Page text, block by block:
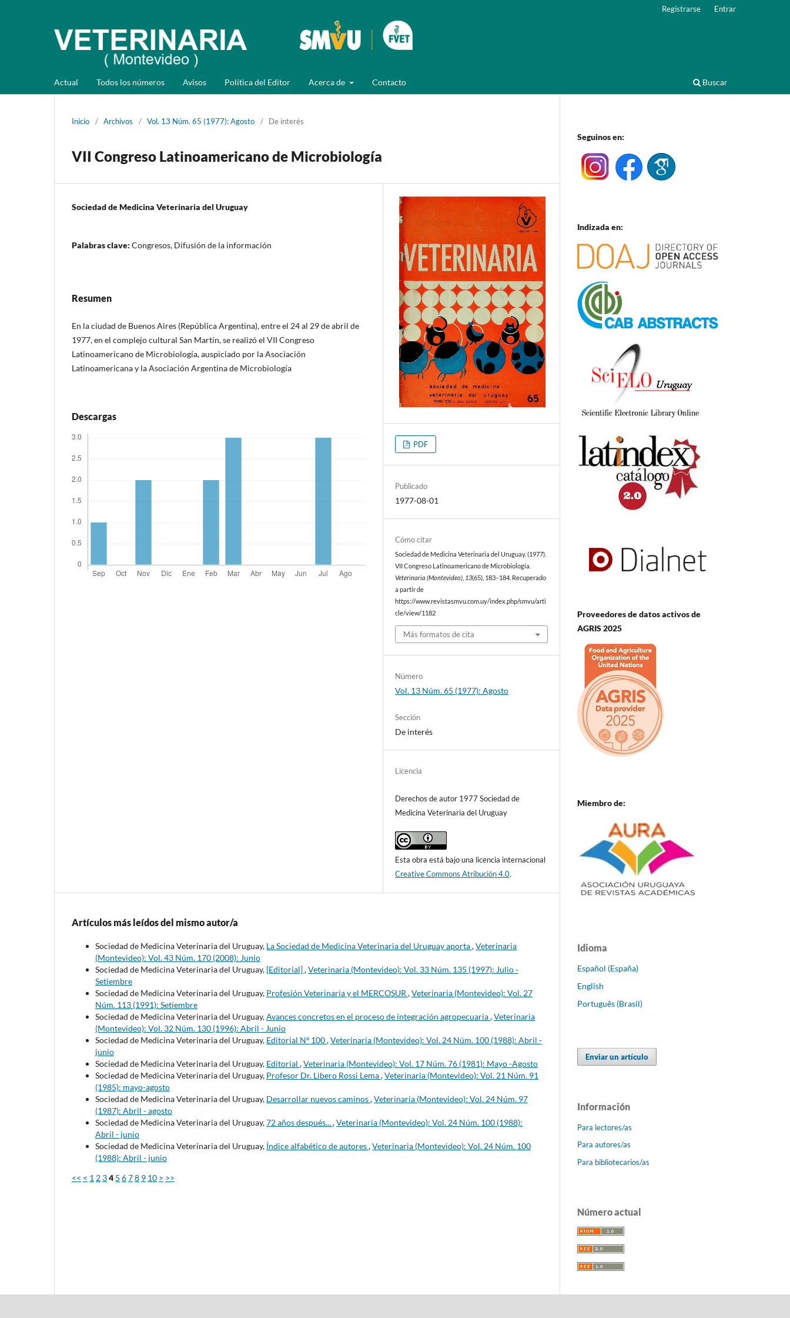
Actual Todos los números Avisos Política del Editor Acerca de Contacto Buscar
Registrarse Entrar
Inicio / Archivos / Vol. 13 Núm. 65 (1977): Agosto / De interés
VII Congreso Latinoamericano de Microbiología
Sociedad de Medicina Veterinaria del Uruguay
Palabras clave: Congresos, Difusión de la información
Resumen
En la ciudad de Buenos Aires (República Argentina), entre el 24 al 29 de abril de
1977, en el complejo cultural San Martín, se realizó el VII Congreso
Latinoamericano de Microbiología, auspiciado por la Asociación
Latinoamericana y la Asociación Argentina de Microbiología
Descargas
PDF
Publicado
1977-08-01
Cómo citar
Sociedad de Medicina Veterinaria del Uruguay. (1977).
VII Congreso Latinoamericano de Microbiología.
Veterinaria (Montevideo) 13(65), 183–184. Recuperado
a partir de
https://www.revistasmvu.com.uy/index.php/smvu/arti
cle/view/1182
Más formatos de cita
Número
Vol. 13 Núm. 65 (1977): Agosto
Sección
De interés
Licencia
Derechos de autor 1977 Sociedad de
Medicina Veterinaria del Uruguay
Esta obra está bajo una licencia internacional
Creative Commons Atribución 4.0.
Artículos más leídos del mismo autor/a
Sociedad de Medicina Veterinaria del Uruguay, La Sociedad de Medicina Veterinaria del Uruguay aporta,Veterinaria
(Montevideo): Vol. 43 Núm. 170 (2008): Junio
Sociedad de Medicina Veterinaria del Uruguay, [Editorial],Veterinaria (Montevideo): Vol. 33 Núm. 135 (1997): Julio -
Setiembre
Sociedad de Medicina Veterinaria del Uruguay, Profesión Veterinaria y el MERCOSUR ,Veterinaria (Montevideo): Vol. 27
Núm. 113 (1991): Setiembre
Sociedad de Medicina Veterinaria del Uruguay,Avances concretos en el proceso de integración agropecuaria,Veterinaria
(Montevideo): Vol. 32 Núm. 130 (1996): Abril - Junio
Sociedad de Medicina Veterinaria del Uruguay, Editorial Nº 100,Veterinaria (Montevideo): Vol. 24 Núm. 100 (1988): Abril -
junio
Sociedad de Medicina Veterinaria del Uruguay, Editorial ,Veterinaria (Montevideo): Vol. 17 Núm. 76 (1981): Mayo -Agosto
Sociedad de Medicina Veterinaria del Uruguay, Profesor Dr. Libero Rossi Lema,Veterinaria (Montevideo): Vol. 21 Núm. 91
(1985): mayo-agosto
Sociedad de Medicina Veterinaria del Uruguay, Desarrollar nuevos caminos,Veterinaria (Montevideo): Vol. 24 Núm. 97
(1987): Abril - agosto
Sociedad de Medicina Veterinaria del Uruguay,72 años después...,Veterinaria (Montevideo): Vol. 24 Núm. 100 (1988):
Abril - junio
Sociedad de Medicina Veterinaria del Uruguay, Índice alfabético de autores,Veterinaria (Montevideo): Vol. 24 Núm. 100
(1988): Abril - junio
<< < 1 2 34 5 678 9 10 > >>
Seguinos en:
Indizada en:
Proveedores de datos activos de
AGRIS 2025
Miembro de:
Idioma
Español (España)
English
Português (Brasil)
Enviar un artículo
Información
Para lectores/as
Para autores/as
Para bibliotecarios/as
Número actual